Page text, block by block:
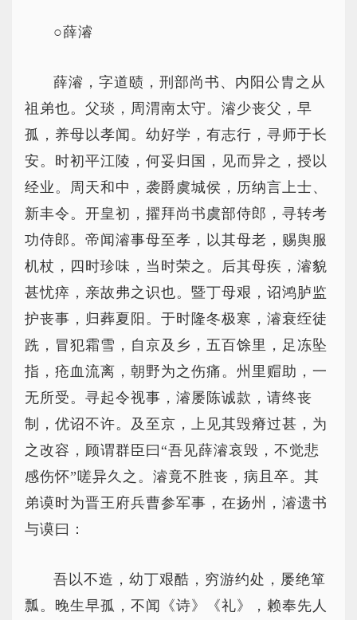
○薛濬
薛濬，字道赜，刑部尚书、内阳公胄之从
祖弟也。父琰，周渭南太守。濬少丧父，早
孤，养母以孝闻。幼好学，有志行，寻师于长
安。时初平江陵，何妥归国，见而异之，授以
经业。周天和中，袭爵虞城侯，历纳言上士、
新丰令。开皇初，擢拜尚书虞部侍郎，寻转考
功侍郎。帝闻濬事母至孝，以其母老，赐舆服
机杖，四时珍味，当时荣之。后其母疾，濬貌
甚忧瘁，亲故弗之识也。暨丁母艰，诏鸿胪监
护丧事，归葬夏阳。于时隆冬极寒，濬衰绖徒
跣，冒犯霜雪，自京及乡，五百馀里，足冻坠
指，疮血流离，朝野为之伤痛。州里赗助，一
无所受。寻起令视事，濬屡陈诚款，请终丧
制，优诏不许。及至京，上见其毁瘠过甚，为
之改容，顾谓群臣曰“吾见薛濬哀毁，不觉悲
感伤怀”嗟异久之。濬竟不胜丧，病且卒。其
弟谟时为晋王府兵曹参军事，在扬州，濬遗书
与谟曰：
吾以不造，幼丁艰酷，穷游约处，屡绝箪
瓢。晚生早孤，不闻《诗》《礼》，赖奉先人